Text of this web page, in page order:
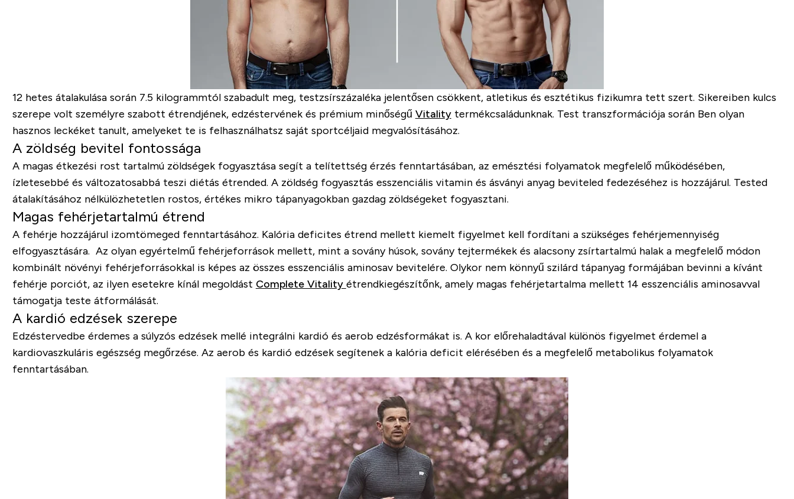
12 hetes átalakulása során 7.5 kilogrammtól szabadult meg, testzsírszázaléka jelentősen csökkent, atletikus és esztétikus fizikumra tett szert. Sikereiben kulcs
szerepe volt személyre szabott étrendjének, edzéstervének és prémium minőségű Vitalitytermékcsaládunknak. Test transzformációja során Ben olyan
hasznos leckéket tanult, amelyeket te is felhasználhatsz saját sportcéljaid megvalósításához.
A zöldség bevitel fontossága
A magas étkezési rost tartalmú zöldségek fogyasztása segít a telítettség érzés fenntartásában, az emésztési folyamatok megfelelő működésében,
ízletesebbé és változatosabbá teszi diétás étrended. A zöldség fogyasztás esszenciális vitamin és ásványi anyag beviteled fedezéséhez is hozzájárul. Tested
átalakításához nélkülözhetetlen rostos, értékes mikro tápanyagokban gazdag zöldségeket fogyasztani.
Magas fehérjetartalmú étrend
A fehérje hozzájárul izomtömeged fenntartásához. Kalória deficites étrend mellett kiemelt figyelmet kell fordítani a szükséges fehérjemennyiség
elfogyasztására. Az olyan egyértelmű fehérjeforrások mellett, mint a sovány húsok, sovány tejtermékek és alacsony zsírtartalmú halak a megfelelő módon
kombinált növényi fehérjeforrásokkal is képes az összes esszenciális aminosav bevitelére. Olykor nem könnyű szilárd tápanyag formájában bevinni a kívánt
fehérje porciót, az ilyen esetekre kínál megoldást Complete Vitality étrendkiegészítőnk, amely magas fehérjetartalma mellett 14 esszenciális aminosavval
támogatja teste átformálását.
A kardió edzések szerepe
Edzéstervedbe érdemes a súlyzós edzések mellé integrálni kardió és aerob edzésformákat is. A kor előrehaladtával különös figyelmet érdemel a
kardiovaszkuláris egészség megőrzése. Az aerob és kardió edzések segítenek a kalória deficit elérésében és a megfelelő metabolikus folyamatok
fenntartásában.